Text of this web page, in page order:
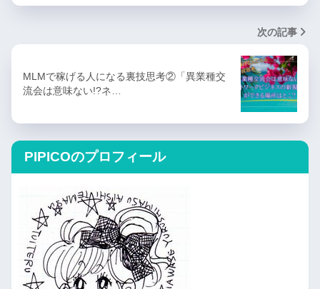
次の記事
MLMで稼げる人になる裏技思考②「異業種交
流会は意味ない!?ネ…
PIPICOのプロフィール